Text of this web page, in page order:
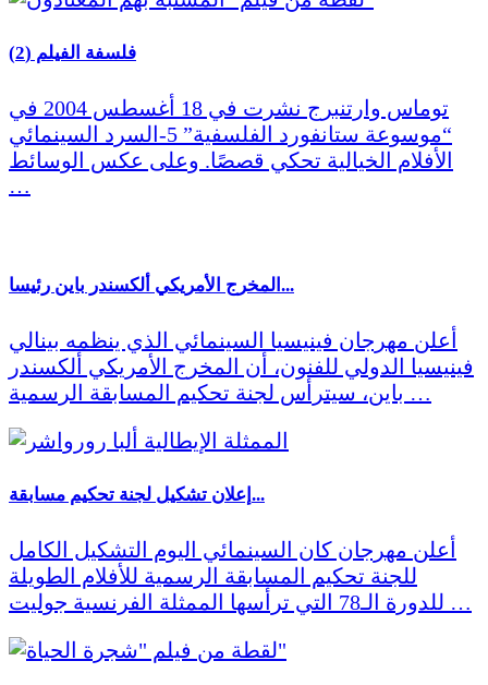
فلسفة الفيلم (2)
توماس وارتنبرج نشرت في 18 أغسطس 2004 في
“موسوعة ستانفورد الفلسفية” 5-السرد السينمائي
الأفلام الخيالية تحكي قصصًا. وعلى عكس الوسائط
…
المخرج الأمريكي ألكسندر باين رئيسا...
أعلن مهرجان فينيسيا السينمائي الذي ينظمه بينالي
فينيسيا الدولي للفنون، أن المخرج الأمريكي ألكسندر
باين، سيترأس لجنة تحكيم المسابقة الرسمية …
إعلان تشكيل لجنة تحكيم مسابقة...
أعلن مهرجان كان السينمائي اليوم التشكيل الكامل
للجنة تحكيم المسابقة الرسمية للأفلام الطويلة
للدورة الـ78 التي ترأسها الممثلة الفرنسية جوليت …